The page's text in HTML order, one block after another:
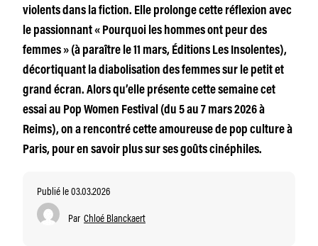
violents dans la fiction. Elle prolonge cette réflexion avec
le passionnant « Pourquoi les hommes ont peur des
femmes » (à paraître le 11 mars, Éditions Les Insolentes),
décortiquant la diabolisation des femmes sur le petit et
grand écran. Alors qu’elle présente cette semaine cet
essai au Pop Women Festival (du 5 au 7 mars 2026 à
Reims), on a rencontré cette amoureuse de pop culture à
Paris, pour en savoir plus sur ses goûts cinéphiles.
Publié le 03.03.2026
Par Chloé Blanckaert